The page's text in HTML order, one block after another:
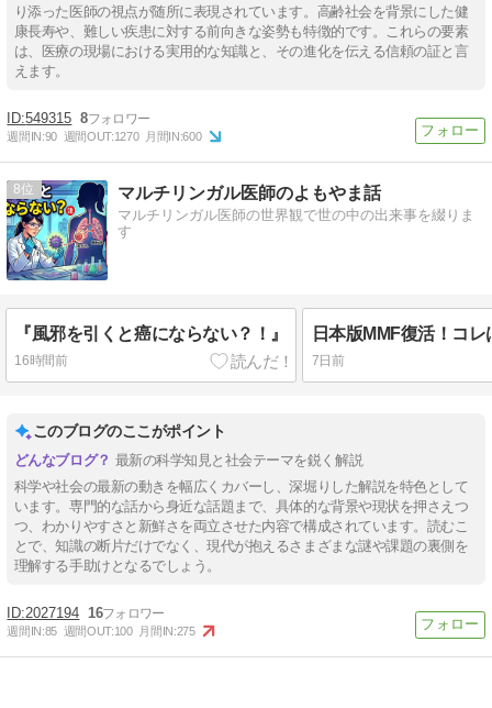
り添った医師の視点が随所に表現されています。高齢社会を背景にした健
康長寿や、難しい疾患に対する前向きな姿勢も特徴的です。これらの要素
は、医療の現場における実用的な知識と、その進化を伝える信頼の証と言
えます。
549315 8
週間IN:90 週間OUT:1270 月間IN:600
8 マルチリンガル医師のよもやま話
マルチリンガル医師の世界観で世の中の出来事を綴りま
す
『風邪を引くと癌にならない？！』
16時間前
日本版MMF復活！コ
7日前
このブログのここがポイント
最新の科学知見と社会テーマを鋭く解説
科学や社会の最新の動きを幅広くカバーし、深堀りした解説を特色として
います。専門的な話から身近な話題まで、具体的な背景や現状を押さえつ
つ、わかりやすさと新鮮さを両立させた内容で構成されています。読むこ
とで、知識の断片だけでなく、現代が抱えるさまざまな謎や課題の裏側を
理解する手助けとなるでしょう。
2027194 16
週間IN:85 週間OUT:100 月間IN:275